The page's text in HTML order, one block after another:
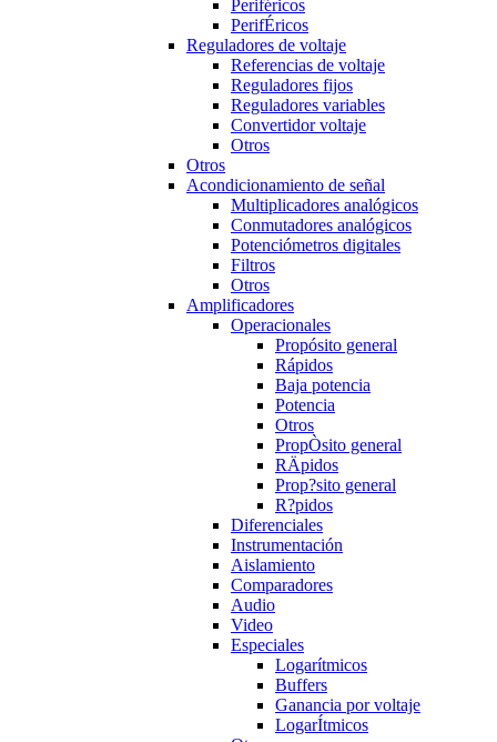
Periféricos
PerifÉricos
Reguladores de voltaje
Referencias de voltaje
Reguladores fijos
Reguladores variables
Convertidor voltaje
Otros
Otros
Acondicionamiento de señal
Multiplicadores analógicos
Conmutadores analógicos
Potenciómetros digitales
Filtros
Otros
Amplificadores
Operacionales
Propósito general
Rápidos
Baja potencia
Potencia
Otros
PropÒsito general
RÄpidos
Prop?sito general
R?pidos
Diferenciales
Instrumentación
Aislamiento
Comparadores
Audio
Video
Especiales
Logarítmicos
Buffers
Ganancia por voltaje
LogarÍtmicos